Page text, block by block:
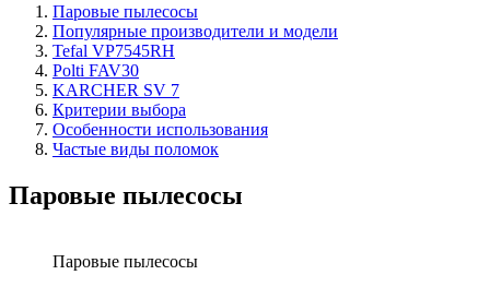
Паровые пылесосы
Популярные производители и модели
Tefal VP7545RH
Polti FAV30
KARCHER SV 7
Критерии выбора
Особенности использования
Частые виды поломок
Паровые пылесосы
Паровые пылесосы